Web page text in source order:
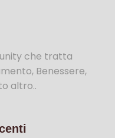
che tratta
Benessere,
altro..